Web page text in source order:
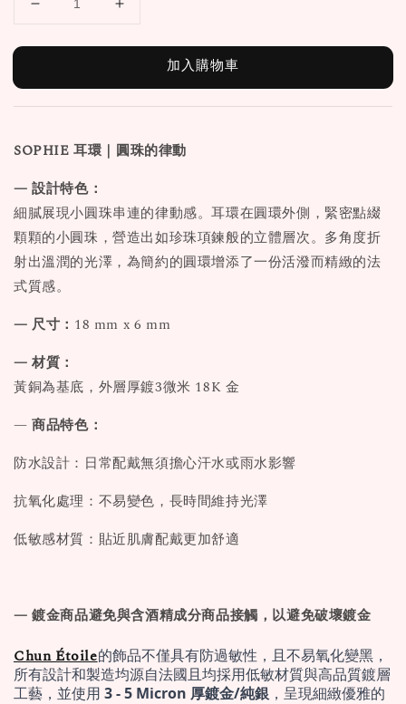
加入購物車
SOPHIE 耳環｜圓珠的律動
— 設計特色：
細膩展現小圓珠串連的律動感。耳環在圓環外側，緊密點綴
顆顆的小圓珠，營造出如珍珠項鍊般的立體層次。多角度折
射出溫潤的光澤，為簡約的圓環增添了一份活潑而精緻的法
式質感。
— 尺寸： 18 mm x 6 mm
— 材質：
黃銅為基底，外層厚鍍3微米 18K 金
—商品特色：
防水設計：日常配戴無須擔心汗水或雨水影響
抗氧化處理：不易變色，長時間維持光澤
低敏感材質：貼近肌膚配戴更加舒適
— 鍍金商品避免與含酒精成分商品接觸，以避免破壞鍍金
Chun Étoile的飾品不僅具有防過敏性，且不易氧化變黑，
所有設計和製造均源自法國且均採用低敏材質與高品質鍍層
工藝，並使用 3 - 5 Micron 厚鍍金/純銀 ，呈現細緻優雅的